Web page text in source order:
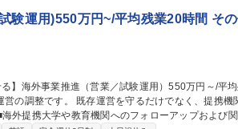
験運用)550万円~/平均残業20時間 そ